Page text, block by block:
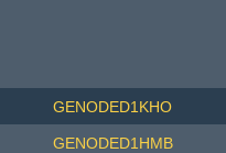
GENODED1KHO
GENODED1HMB